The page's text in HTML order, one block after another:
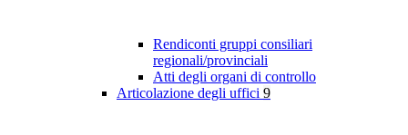
Rendiconti gruppi consiliari
regionali/provinciali
Atti degli organi di controllo
Articolazione degli uffici 9